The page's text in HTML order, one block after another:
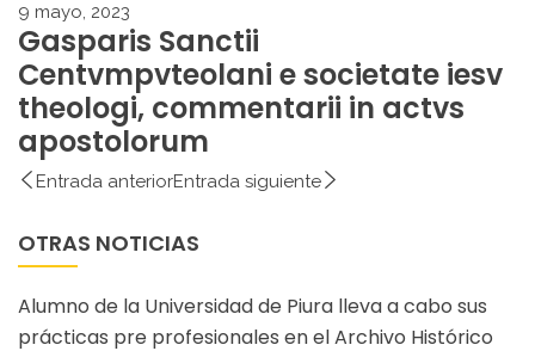
9 mayo, 2023
Gasparis Sanctii
Centvmpvteolani e societate iesv
theologi, commentarii in actvs
apostolorum
Entrada anteriorEntrada siguiente
OTRAS NOTICIAS
Alumno de la Universidad de Piura lleva a cabo sus
prácticas pre profesionales en el Archivo Histórico